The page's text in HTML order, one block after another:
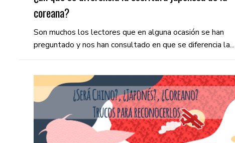
coreana?
Son muchos los lectores que en alguna ocasión se han
preguntado y nos han consultado en que se diferencia la...